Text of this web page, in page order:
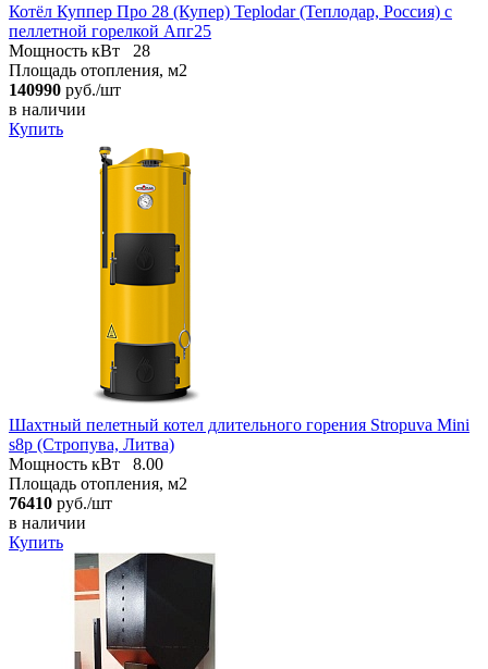
Котёл Куппер Про 28 (Купер) Teplodar (Теплодар, Россия) с
пеллетной горелкой Апг25
Мощность кВт
28
Площадь отопления, м2
140990 руб./шт
в наличии
Купить
Шахтный пелетный котел длительного горения Stropuva Mini
s8p (Стропува, Литва)
Мощность кВт
8.00
Площадь отопления, м2
76410 руб./шт
в наличии
Купить